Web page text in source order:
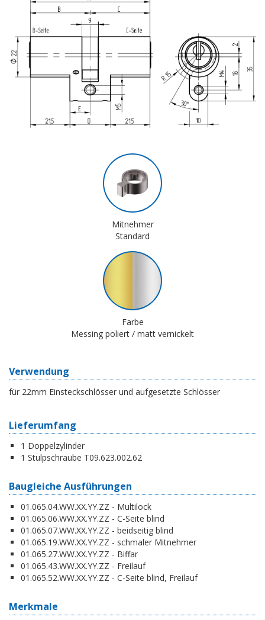
Mitnehmer
Standard
Farbe
Messing poliert / matt vernickelt
Verwendung
für 22mm Einsteckschlösser und aufgesetzte Schlösser
Lieferumfang
1 Doppelzylinder
1 Stulpschraube T09.623.002.62
Baugleiche Ausführungen
01.065.04.WW.XX.YY.ZZ - Multilock
01.065.06.WW.XX.YY.ZZ - C-Seite blind
01.065.07.WW.XX.YY.ZZ - beidseitig blind
01.065.19.WW.XX.YY.ZZ - schmaler Mitnehmer
01.065.27.WW.XX.YY.ZZ - Biffar
01.065.43.WW.XX.YY.ZZ - Freilauf
01.065.52.WW.XX.YY.ZZ - C-Seite blind, Freilauf
Merkmale